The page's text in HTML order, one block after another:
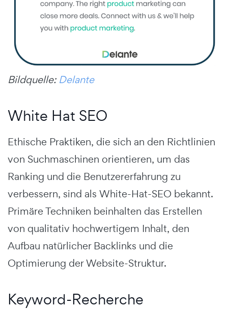
Bildquelle: Delante
White Hat SEO
Ethische Praktiken, die sich an den Richtlinien
von Suchmaschinen orientieren, um das
Ranking und die Benutzererfahrung zu
verbessern, sind als White-Hat-SEO bekannt.
Primäre Techniken beinhalten das Erstellen
von qualitativ hochwertigem Inhalt, den
Aufbau natürlicher Backlinks und die
Optimierung der Website-Struktur.
Keyword-Recherche